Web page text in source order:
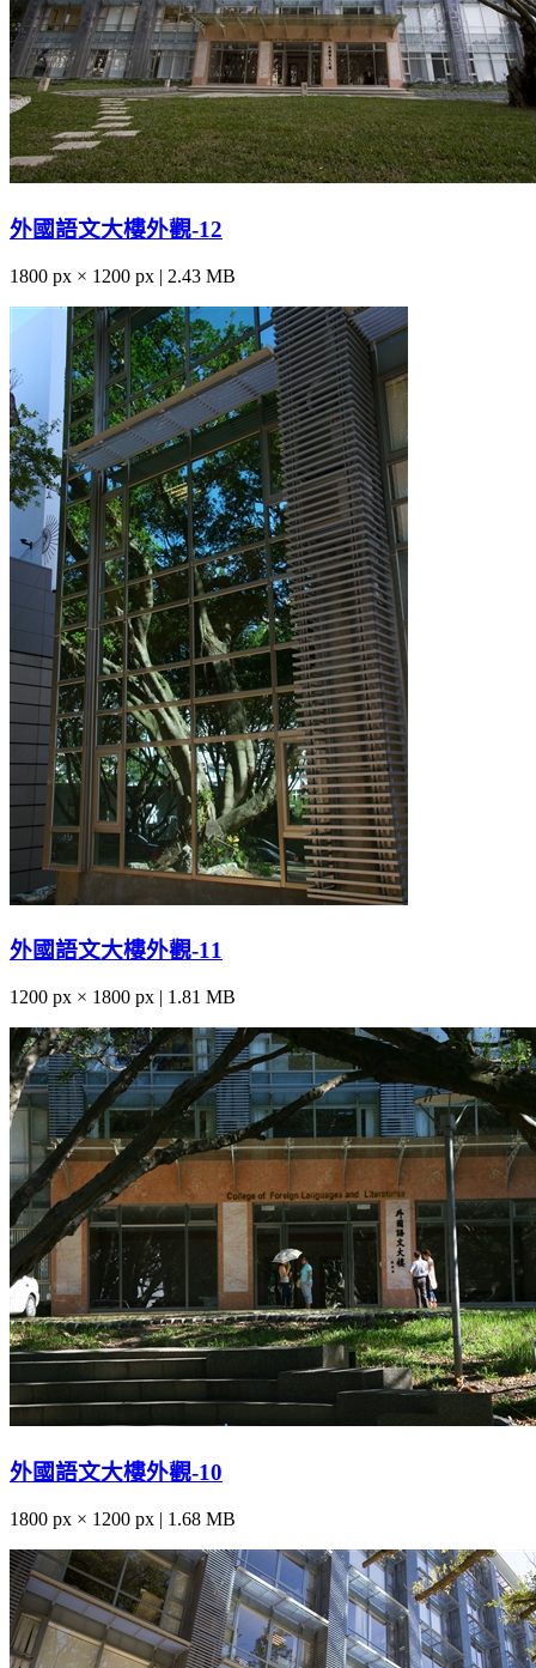
外國語文大樓外觀-12
1800 px × 1200 px | 2.43 MB
外國語文大樓外觀-11
1200 px × 1800 px | 1.81 MB
外國語文大樓外觀-10
1800 px × 1200 px | 1.68 MB